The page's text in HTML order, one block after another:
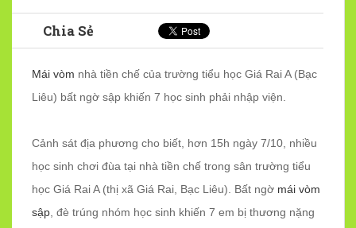
Chia Sẻ
Mái vòm nhà tiền chế của trường tiểu học Giá Rai A (Bạc
Liêu) bất ngờ sập khiến 7 học sinh phải nhập viện.
Cảnh sát địa phương cho biết, hơn 15h ngày 7/10, nhiều
học sinh chơi đùa tại nhà tiền chế trong sân trường tiểu
học Giá Rai A (thị xã Giá Rai, Bạc Liêu). Bất ngờ mái vòm
sập , đè trúng nhóm học sinh khiến 7 em bị thương nặng